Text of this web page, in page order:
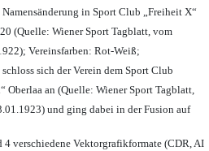
Namensänderung in Sport Club „Freiheit X“
(Quelle: Wiener Sport Tagblatt, vom
Vereinsfarben: Rot-Weiß;
schloss sich der Verein dem Sport Club
Oberlaa an (Quelle: Wiener Sport Tagblatt,
und ging dabei in der Fusion auf
verschiedene Vektorgrafikformate (CDR, AI